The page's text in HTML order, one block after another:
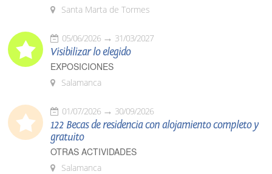
Santa Marta de Tormes
05/06/2026 31/03/2027
Visibilizar lo elegido
EXPOSICIONES
Salamanca
01/07/2026 30/09/2026
122 Becas de residencia con alojamiento completo y
gratuito
OTRAS ACTIVIDADES
Salamanca